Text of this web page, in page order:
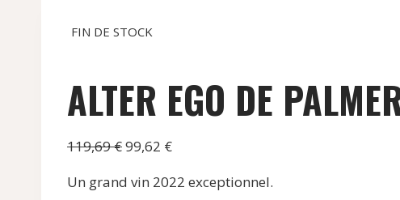
FIN DE STOCK
ALTER EGO DE
119,69€Le
initial
99,62 €Le
actuel
Un grand vin 2022 exceptionnel.